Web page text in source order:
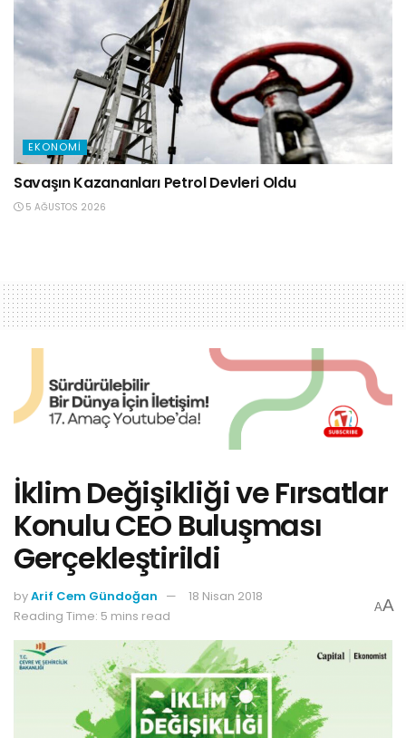
EKONOMI
Savaşın Kazananları Petrol Devleri Oldu
5 AĞUSTOS 2026
İklim Değişikliği ve Fırsatlar
Konulu CEO Buluşması
Gerçekleştirildi
byArif Cem Gündoğan
18 Nisan 2018
Reading Time: 5 mins read
AA